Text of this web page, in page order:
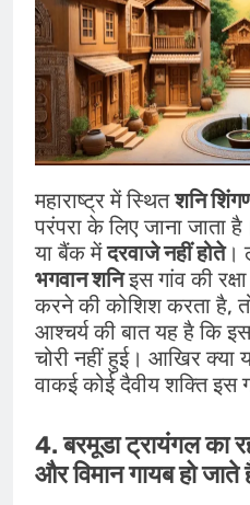
महाराष्ट्र में स्थितशनि
परंपरा के लिए जाना जाता
या बैंक मेंदरवाजे नहीं होते।
भगवान शनिइस गांव की
करने की कोशिश करता है,
आश्चर्य की बात यह है कि
चोरी नहीं हुई। आखिर क्या
वाकई कोई दैवीय शक्ति इस
4. बरमूडा ट्रायंगल का
और विमान गायब हो जाते